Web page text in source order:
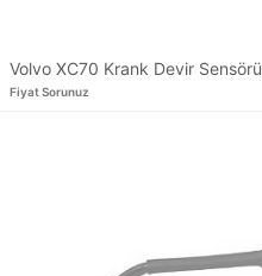
Volvo XC70 Krank Devir Sensörü
Fiyat Sorunuz